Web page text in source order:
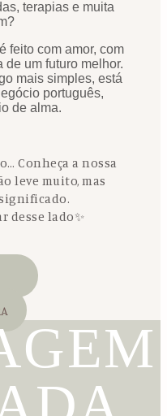
terapias e muita
feito com amor, com
de um futuro melhor.
mais simples, está
português,
de alma.
Conheça a nossa
leve muito, mas
desse lado✨